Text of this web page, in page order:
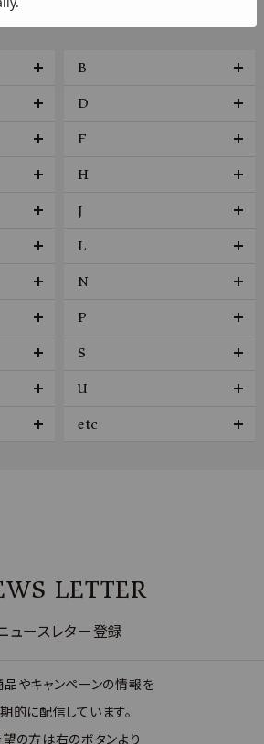
B
D
F
H
J
L
N
P
S
U
etc
LETTER
ュースレター登録
やキャンペーンの情報を
的に配信しています。
の方は右のボタンより